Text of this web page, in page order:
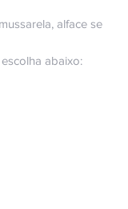
alface se
abaixo: